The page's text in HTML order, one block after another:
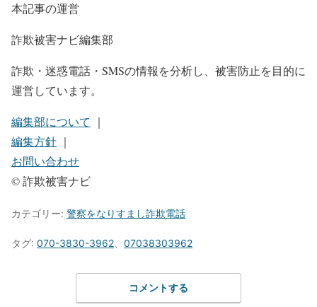
本記事の運営
詐欺被害ナビ編集部
詐欺・迷惑電話・SMSの情報を分析し、被害防止を目的に
運営しています。
編集部について ｜
編集方針 ｜
お問い合わせ
© 詐欺被害ナビ
カテゴリー: 警察をなりすまし詐欺電話
タグ: 070-3830-3962 07038303962
コメントする